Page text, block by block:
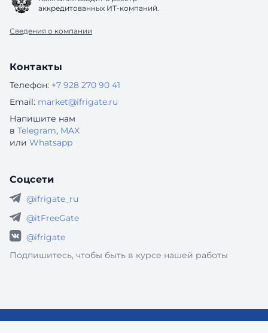
аккредитованных ИТ-компаний.
Сведения о компании
Контакты
Телефон: +7 928 270 90 41
Email: market@ifrigate.ru
Напишите нам
в Telegram, MAX
или Whatsapp
Соцсети
@ifrigate_ru
@itFreeGate
@ifrigate
Подпишитесь, чтобы быть в курсе нашей работы